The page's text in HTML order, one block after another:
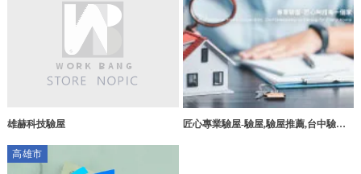
雄赫科技驗屋
匠心專業驗屋-驗屋,驗屋推薦,台中驗屋,
高雄市